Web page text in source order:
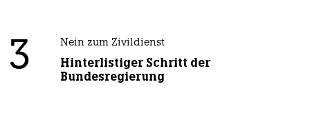
3 Nein zum Zivildienst
Hinterlistiger Schritt der
Bundesregierung